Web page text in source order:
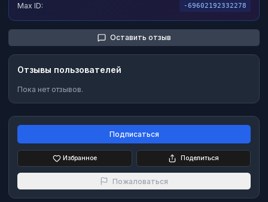
Max ID: -69602192332278
Оставить отзыв
Отзывы пользователей
Пока нет отзывов.
Подписаться
Избранное Поделиться
Пожаловаться